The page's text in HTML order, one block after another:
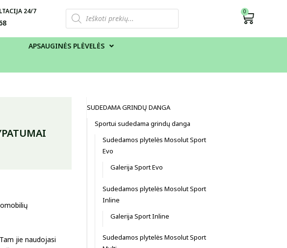
24/7 0
APSAUGINĖS PLĖVELĖS
jie naudojasi
SUDEDAMA GRINDŲ DANGA
Sportui sudedama grindų danga
Sudedamos plytelės Mosolut Sport
Evo
Galerija Sport Evo
Sudedamos plytelės Mosolut Sport
Inline
Galerija Sport Inline
Sudedamos plytelės Mosolut Sport